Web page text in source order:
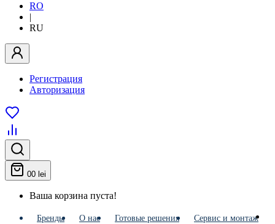
RO
|
RU
Регистрация
Авторизация
00 lei
Ваша корзина пуста!
Бренды О нас Готовые решения
Сервис и монтаж